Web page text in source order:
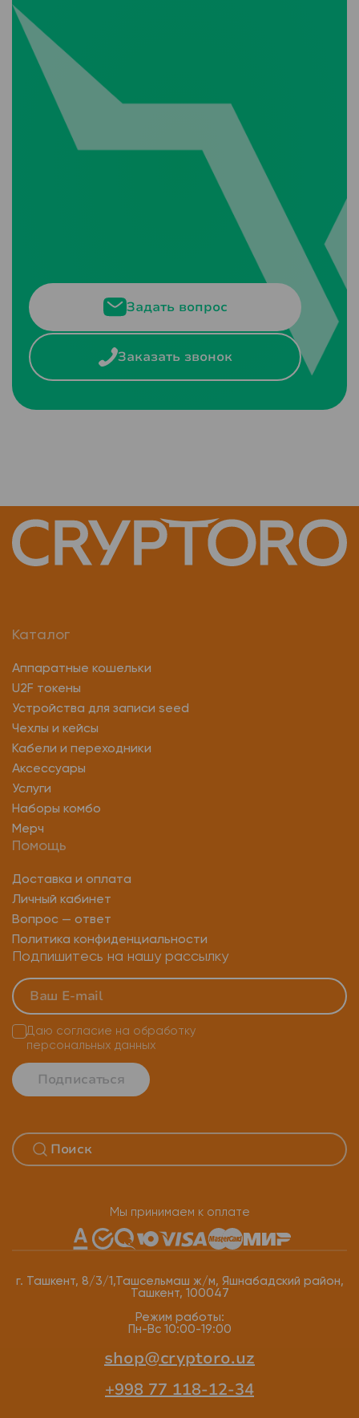
Задать вопрос
Заказать звонок
Каталог
Аппаратные кошельки
U2F токены
Устройства для записи seed
Чехлы и кейсы
Кабели и переходники
Аксессуары
Услуги
Наборы комбо
Мерч
Помощь
Доставка и оплата
Личный кабинет
Вопрос — ответ
Политика конфиденциальности
Подпишитесь на нашу рассылку
Подписаться
Даю согласие на обработку
персональных данных
Мы принимаем к оплате
г. Ташкент, 8/3/1,Ташсельмаш ж/м, Яшнабадский район,
Ташкент, 100047
Режим работы:
Пн-Вс 10:00-19:00
shop@cryptoro.uz
+998 77 118-12-34